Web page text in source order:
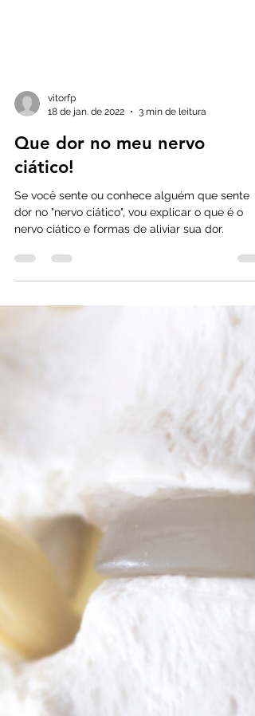
18 de jan. de 2022
Que dor no meu nervo
ciático!
Se você sente ou conhece alguém que sente
dor no "nervo ciático", vou explicar o que é o
nervo ciático e formas de aliviar sua dor.